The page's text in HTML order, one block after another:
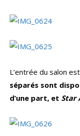
L’entrée du salon
séparés sont
d’une part, et Star